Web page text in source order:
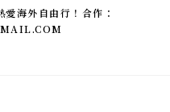
海外自由行！合作：